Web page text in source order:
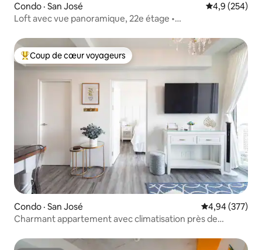
Condo · San José Note
4,9 (254)
Loft avec vue panoramique, 22e étage •
Coup de cœur voyageurs parmi les plus aimés
Coup de cœur voyageurs
Condo · San José Note
4,94 (377)
Charmant appartement avec climatisation près de